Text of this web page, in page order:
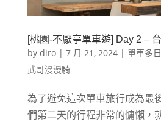
[桃園-不厭亭單車遊] Day 2 –
by diro| 7 月 21, 2024| 單車多
武哥漫漫騎
為了避免這次單車旅行成為最
們第二天的行程非常的慵懶，